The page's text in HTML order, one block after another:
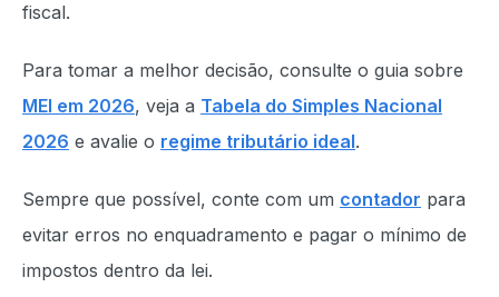
fiscal.
Para tomar a melhor decisão, consulte o guia sobre
MEI em 2026, veja a Tabela do Simples Nacional
2026 e avalie o regime tributário ideal.
Sempre que possível, conte com um contador para
evitar erros no enquadramento e pagar o mínimo de
impostos dentro da lei.